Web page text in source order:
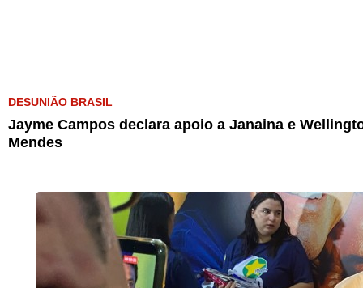
DESUNIÃO BRASIL
Jayme Campos declara apoio a Janaina e
Mendes